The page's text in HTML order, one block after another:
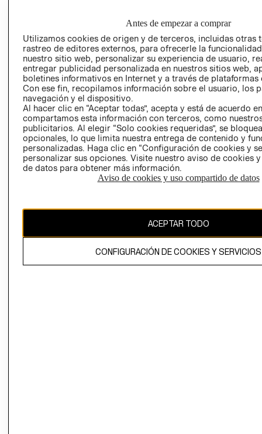
PROGRAMA DE
TRANSPARENCIA
Y ÉTICA (INGLÉS)
COMERCIO - SIC
PETICIONES
QUEJAS Y
RECLAMOS
Colombia ($)
El contenido de esta página web está protegido por copyright y es
propiedad de H&M Hennes & Mauritz AB.
Antes de empezar a comprar
Utilizamos cookies de origen y de terceros, incluidas otras
rastreo de editores externos, para ofrecerle la
nuestro sitio web, personalizar su experiencia de usuario,
entregar publicidad personalizada en nuestros sitios web,
boletines informativos en Internet y a través de plataformas
Con ese fin, recopilamos información sobre el usuario, los
navegación y el dispositivo.
Al hacer clic en “Aceptar todas”, acepta y está de acuerdo
compartamos esta información con terceros, como
publicitarios. Al elegir “Solo cookies requeridas”, se
opcionales, lo que limita nuestra entrega de contenido y
personalizadas. Haga clic en “Configuración de cookies y
personalizar sus opciones. Visite nuestro aviso de cookies
de datos para obtener más información.
Aviso de cookies y uso compartido de datos
ACEPTAR TODO
CONFIGURACIÓN DE COOKIES Y SERVICIOS